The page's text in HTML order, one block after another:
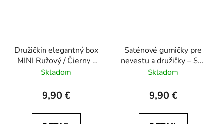
Družičkin elegantný box
MINI Ružový / Čierny /
Zelený – darček na
Skladom
9,90 €
Saténové gumičky pre
nevestu a družičky – Set
1+6 (Výber farieb)
Skladom
9,90 €